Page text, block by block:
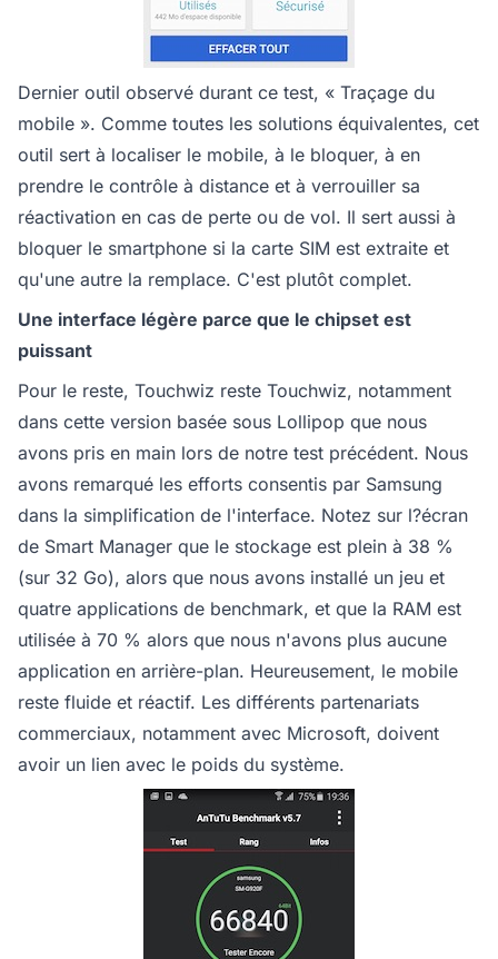
Dernier outil observé durant ce test, « Traçage du
mobile ». Comme toutes les solutions équivalentes, cet
outil sert à localiser le mobile, à le bloquer, à en
prendre le contrôle à distance et à verrouiller sa
réactivation en cas de perte ou de vol. Il sert aussi à
bloquer le smartphone si la carte SIM est extraite et
qu'une autre la remplace. C'est plutôt complet.
Une interface légère parce que le chipset est
puissant
Pour le reste, Touchwiz reste Touchwiz, notamment
dans cette version basée sous Lollipop que nous
avons pris en main lors de notre test précédent. Nous
avons remarqué les efforts consentis par Samsung
dans la simplification de l'interface. Notez sur l?écran
de Smart Manager que le stockage est plein à 38 %
(sur 32 Go), alors que nous avons installé un jeu et
quatre applications de benchmark, et que la RAM est
utilisée à 70 % alors que nous n'avons plus aucune
application en arrière-plan. Heureusement, le mobile
reste fluide et réactif. Les différents partenariats
commerciaux, notamment avec Microsoft, doivent
avoir un lien avec le poids du système.